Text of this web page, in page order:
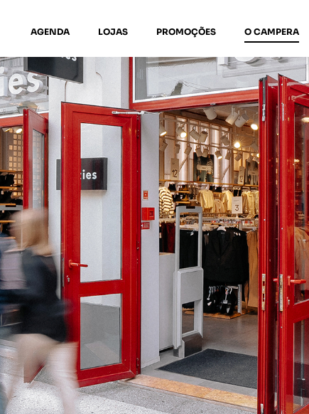
AGENDA LOJAS PROMOÇÕES O CAMPERA